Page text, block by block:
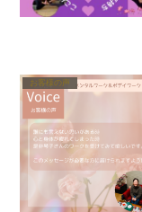
お客様の声